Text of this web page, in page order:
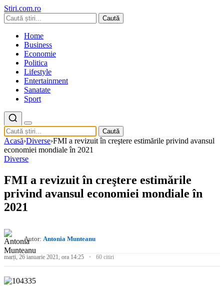
Stiri.com.ro
Caută
Home
Business
Economie
Politica
Lifestyle
Entertainment
Sanatate
Sport
Caută
Acasă›Diverse›FMI a revizuit în creştere estimările privind avansul
economiei mondiale în 2021
Diverse
FMI a revizuit în creştere estimările
privind avansul economiei mondiale în
2021
Autor: Antonia Munteanu
marți, 26 ianuarie 2021, ora 14:25 60 citiri